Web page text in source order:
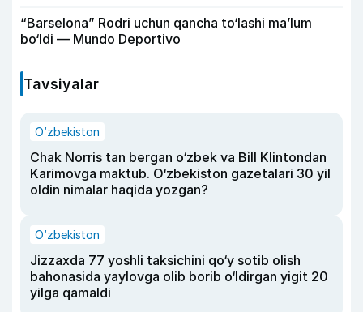
“Barselona” Rodri uchun qancha to‘lashi ma’lum
bo‘ldi — Mundo Deportivo
Tavsiyalar
O‘zbekiston
Chak Norris tan bergan o‘zbek va Bill Klintondan
Karimovga maktub. O‘zbekiston gazetalari 30 yil
oldin nimalar haqida yozgan?
O‘zbekiston
Jizzaxda 77 yoshli taksichini qo‘y sotib olish
bahonasida yaylovga olib borib o‘ldirgan yigit 20
yilga qamaldi